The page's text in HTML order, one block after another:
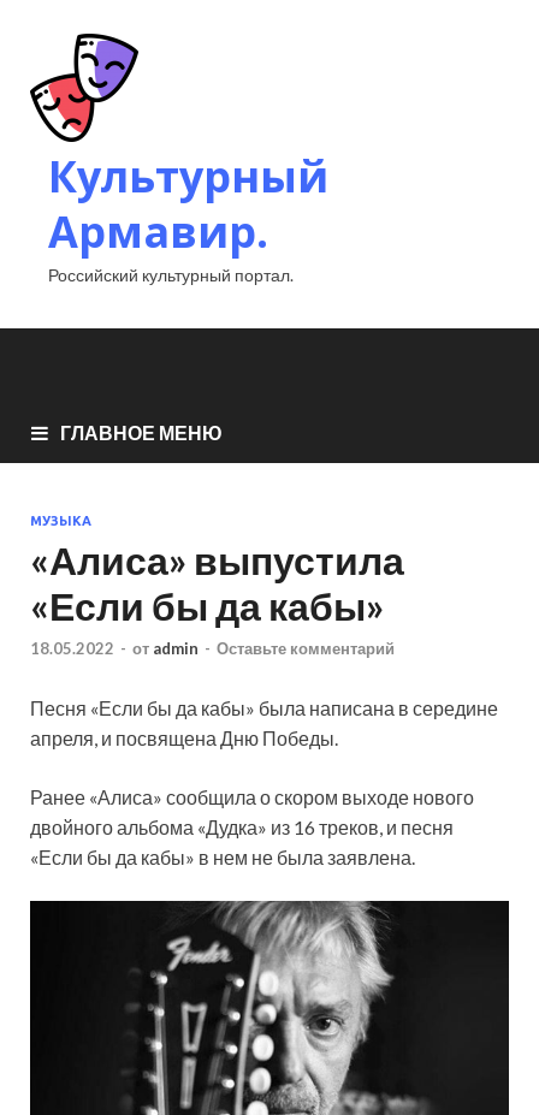
Культурный
Армавир.
Российский культурный портал.
ГЛАВНОЕ МЕНЮ
МУЗЫКА
«Алиса» выпустила
«Если бы да кабы»
18.05.2022 - от admin - Оставьте комментарий
Песня «Если бы да кабы» была написана в середине
апреля, и посвящена Дню Победы.
Ранее «Алиса» сообщила о скором выходе нового
двойного альбома «Дудка» из 16 треков, и песня
«Если бы да кабы» в нем не была заявлена.